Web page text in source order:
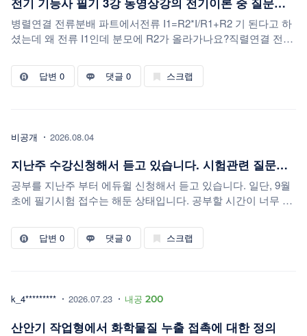
병렬연결 전류분배 파트에서전류 I1=R2*I/R1+R2 기 된다고 하
셨는데 왜 전류 I1인데 분모에 R2가 올라가나요?직렬연결 전압
에 R1이 올라가는데 왜 병렬 전류분배에서는 분모가 다른가요?
답변 0 댓글 0 스크랩
비공개 2026.08.04
지난주 수강신청해서 듣고 있습니다. 시험관련 질문사항이 있습니다.
공부를 지난주 부터 에듀윌 신청해서 듣고 있습니다. 일단, 9월
초에 필기시험 접수는 해둔 상태입니다. 공부할 시간이 너무 적
속해서 시험을 쳐야할지. 포기하고 내년 1회 시험 준비를 차근
차근 해야 할지.
답변 0 댓글 0 스크랩
k_4********* 2026.07.23 내공 200
산안기 작업형에서 화학물질 누출 접촉에 대한 정의